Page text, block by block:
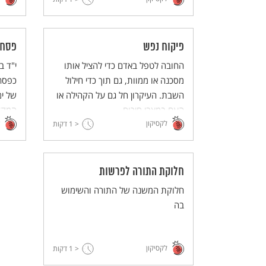
פיקוח נפש
החובה לטפל באדם כדי להציל אותו
מסכנה או ממוות, גם תוך כדי חילול
השבת. העיקרון חל גם על הקהילה או
העם במצבי חירום.
לקסיקון < 1 דקות
י"ד
של
חלוקת התורה לפרשות
חלוקת המשנה של התורה והשימוש
בה
לקסיקון < 1 דקות